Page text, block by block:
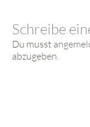
Schreibe
Du musst
abzugeben.